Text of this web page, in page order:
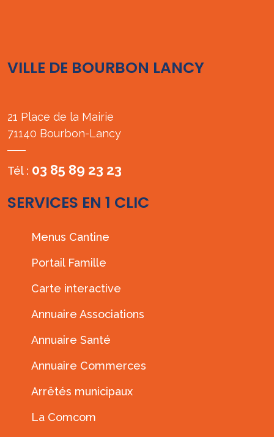
VILLE DE BOURBON LANCY
21 Place de la Mairie
71140 Bourbon-Lancy
Tél : 03 85 89 23 23
SERVICES EN 1 CLIC
Menus Cantine
Portail Famille
Carte interactive
Annuaire Associations
Annuaire Santé
Annuaire Commerces
Arrêtés municipaux
La Comcom